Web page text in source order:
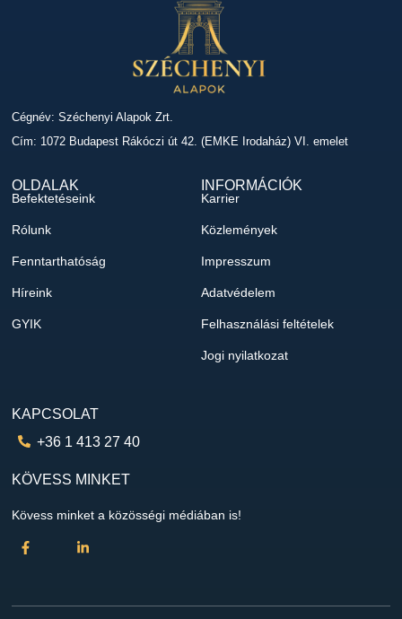
Cégnév: Széchenyi Alapok Zrt.
Cím: 1072 Budapest Rákóczi út 42. (EMKE Irodaház) VI. emelet
OLDALAK
Befektetéseink
Rólunk
Fenntarthatóság
Híreink
GYIK
INFORMÁCIÓK
Karrier
Közlemények
Impresszum
Adatvédelem
Felhasználási feltételek
Jogi nyilatkozat
KAPCSOLAT
+36 1 413 27 40
KÖVESS MINKET
Kövess minket a közösségi médiában is!